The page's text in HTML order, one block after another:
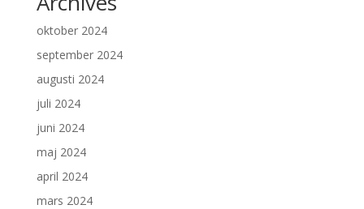
oktober 2024
september 2024
augusti 2024
juli 2024
juni 2024
maj 2024
april 2024
mars 2024